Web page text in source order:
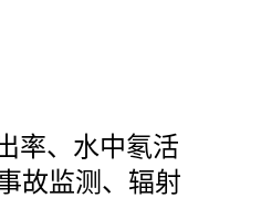
率、水中氡活
故监测、辐射